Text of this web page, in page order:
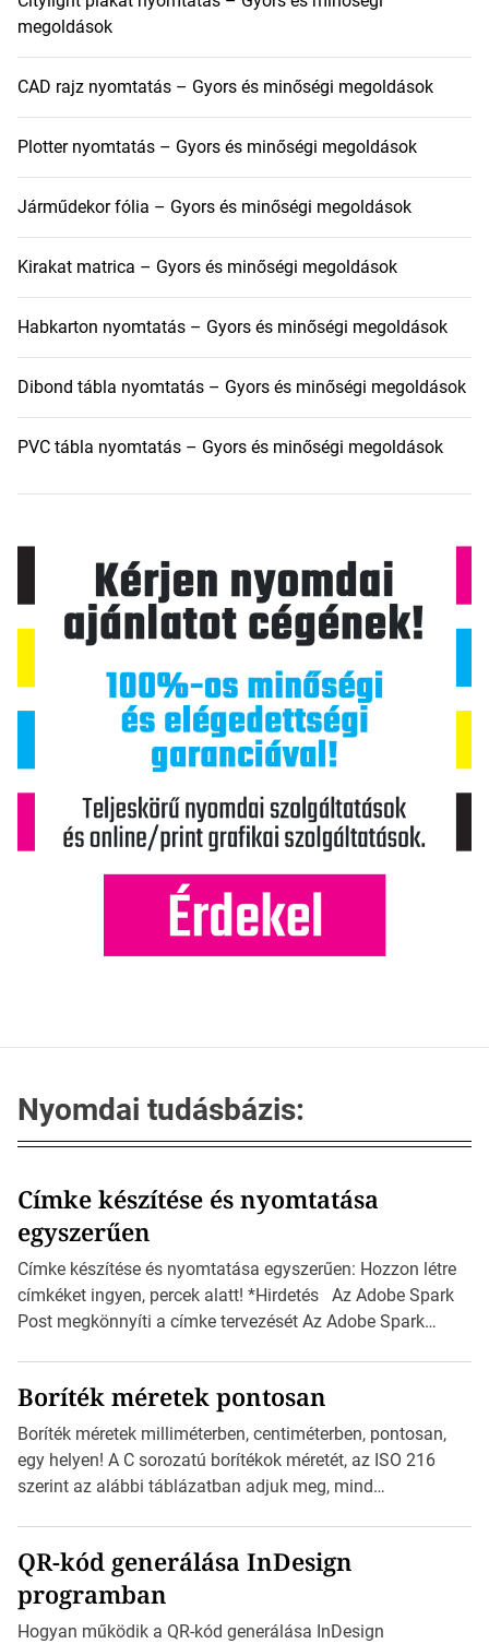
megoldások
CAD rajz nyomtatás – Gyors és minőségi megoldások
Plotter nyomtatás – Gyors és minőségi megoldások
Járműdekor fólia – Gyors és minőségi megoldások
Kirakat matrica – Gyors és minőségi megoldások
Habkarton nyomtatás – Gyors és minőségi megoldások
Dibond tábla nyomtatás – Gyors és minőségi megoldások
PVC tábla nyomtatás – Gyors és minőségi megoldások
Nyomdai tudásbázis:
Címke készítése és nyomtatása
egyszerűen
Címke készítése és nyomtatása egyszerűen: Hozzon létre
címkéket ingyen, percek alatt! *Hirdetés Az Adobe Spark
Post megkönnyíti a címke tervezését Az Adobe Spark
igazán foroghatnak a kreatív fogaskerekek, miközben
zajlik a saját címke készítése. Hogyan készítsünk címkét?
Válasszon méretet és alakot: Válassza ki a kívánt címke
méretét. Akár néhány […]
Boríték méretek pontosan
Boríték méretek milliméterben, centiméterben, pontosan,
egy helyen! A C sorozatú borítékok méretét, az ISO 216
szerint az alábbi táblázatban adjuk meg, mind
mutatja az A4-es papírlaphoz viszonyítva. Az amerikai és
észak-amerikai boríték méretére az ISO 216 nem
vonatkozik. Boríték méretének táblázata C0-tól […]
QR-kód generálása InDesign
programban
Hogyan működik a QR-kód generálása InDesign